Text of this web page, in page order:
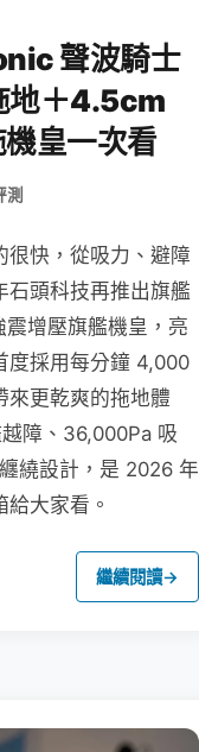
聲波騎士
地＋4.5cm
皇一次看
測
很快，從吸力、避障
石頭科技再推出旗艦
增壓旗艦機皇，亮
度採用每分鐘 4,000
來更乾爽的拖地體
障、36,000Pa 吸
繞設計，是 2026 年
大家看。
繼續閱讀→